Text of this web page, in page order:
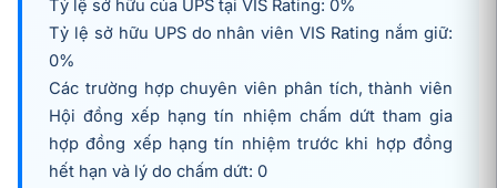
Tỷ lệ sở hữu của UPS tại VIS Rating: 0%
Tỷ lệ sở hữu UPS do nhân viên VIS Rating nắm giữ:
0%
Các trường hợp chuyên viên phân tích, thành viên
Hội đồng xếp hạng tín nhiệm chấm dứt tham gia
hợp đồng xếp hạng tín nhiệm trước khi hợp đồng
hết hạn và lý do chấm dứt: 0